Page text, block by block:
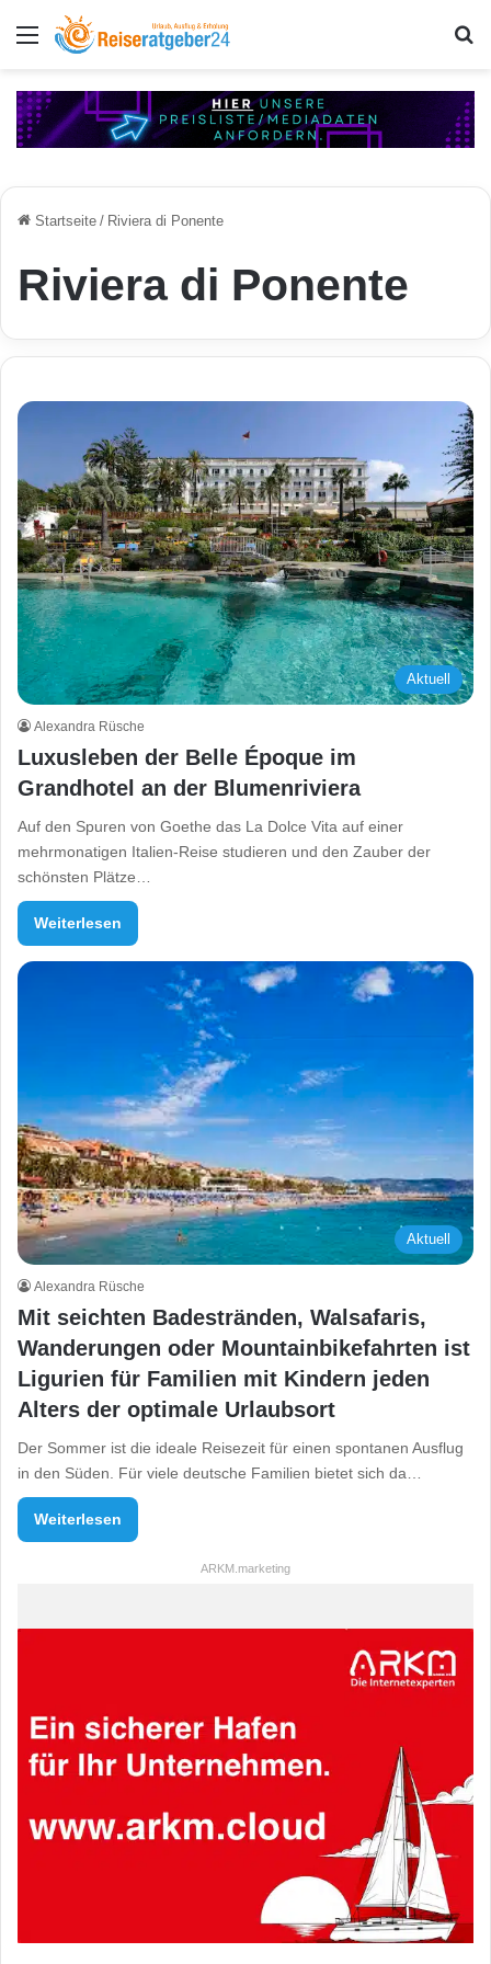
Menü
Startseite / Riviera di Ponente
Riviera di Ponente
Aktuell
Alexandra Rüsche
Luxusleben der Belle Époque im
Grandhotel an der Blumenriviera
Auf den Spuren von Goethe das La Dolce Vita auf einer
mehrmonatigen Italien-Reise studieren und den Zauber der
schönsten Plätze…
Weiterlesen
Aktuell
Alexandra Rüsche
Mit seichten Badestränden, Walsafaris,
Wanderungen oder Mountainbikefahrten ist
Ligurien für Familien mit Kindern jeden
Alters der optimale Urlaubsort
Der Sommer ist die ideale Reisezeit für einen spontanen Ausflug
in den Süden. Für viele deutsche Familien bietet sich da…
Weiterlesen
ARKM.marketing